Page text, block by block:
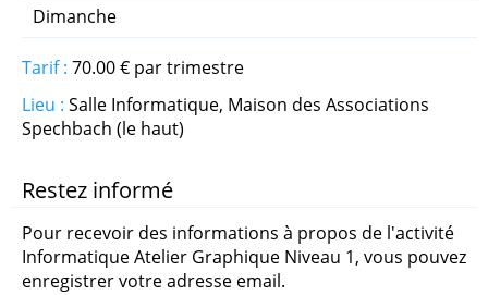
Activités pour enfants
Contes pour enfants
Danse Moderne
Dimanche
Tarif : 70.00 € par trimestre
Lieu : Salle Informatique, Maison des Associations
Spechbach (le haut)
Restez informé
Pour recevoir des informations à propos de l'activité
Informatique Atelier Graphique Niveau 1, vous pouvez
enregistrer votre adresse email.